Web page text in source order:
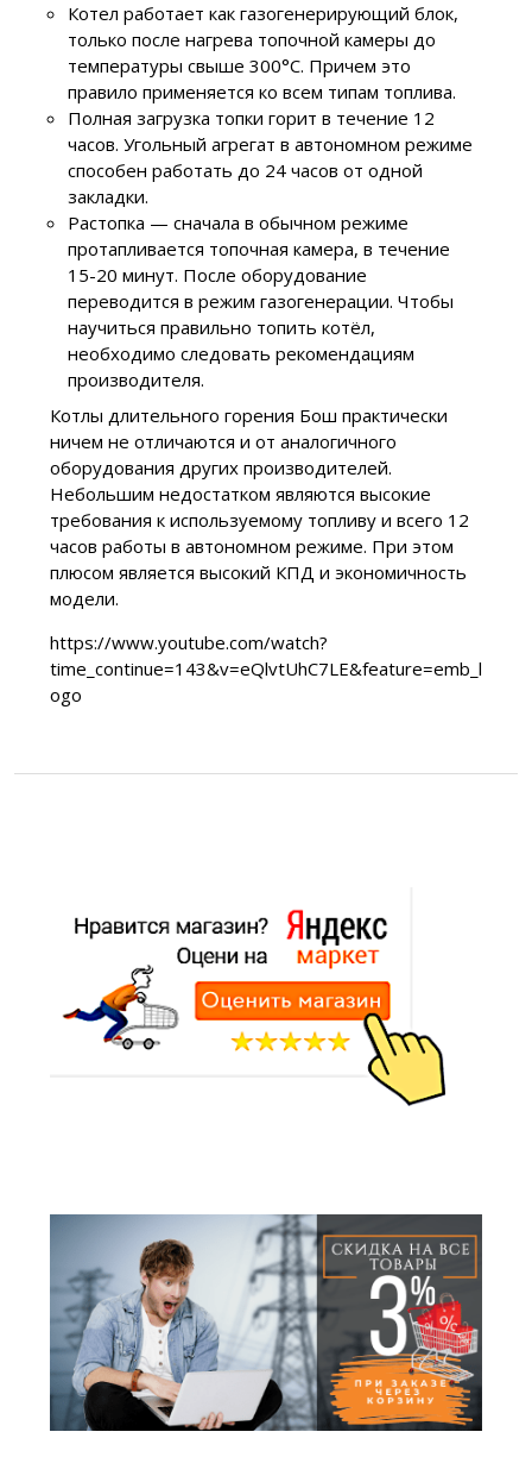
Котел работает как газогенерирующий блок,
только после нагрева топочной камеры до
температуры свыше 300°C. Причем это
правило применяется ко всем типам топлива.
Полная загрузка топки горит в течение 12
часов. Угольный агрегат в автономном режиме
способен работать до 24 часов от одной
закладки.
Растопка — сначала в обычном режиме
протапливается топочная камера, в течение
15-20 минут. После оборудование
переводится в режим газогенерации. Чтобы
научиться правильно топить котёл,
необходимо следовать рекомендациям
производителя.
Котлы длительного горения Бош практически
ничем не отличаются и от аналогичного
оборудования других производителей.
Небольшим недостатком являются высокие
требования к используемому топливу и всего 12
часов работы в автономном режиме. При этом
плюсом является высокий КПД и экономичность
модели.
https://www.youtube.com/watch?
time_continue=143&v=eQlvtUhC7LE&feature=emb_l
ogo